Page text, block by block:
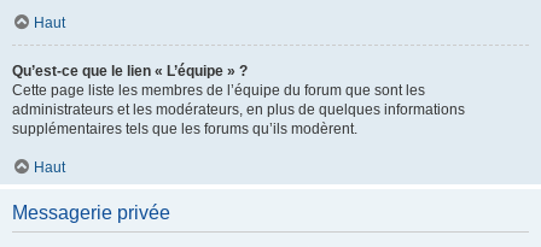
Haut
Qu’est-ce que le lien « L’équipe » ?
Cette page liste les membres de l’équipe du forum que sont les
administrateurs et les modérateurs, en plus de quelques informations
supplémentaires tels que les forums qu’ils modèrent.
Haut
Messagerie privée